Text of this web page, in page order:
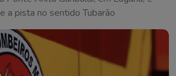
a pista no sentido Tubarão